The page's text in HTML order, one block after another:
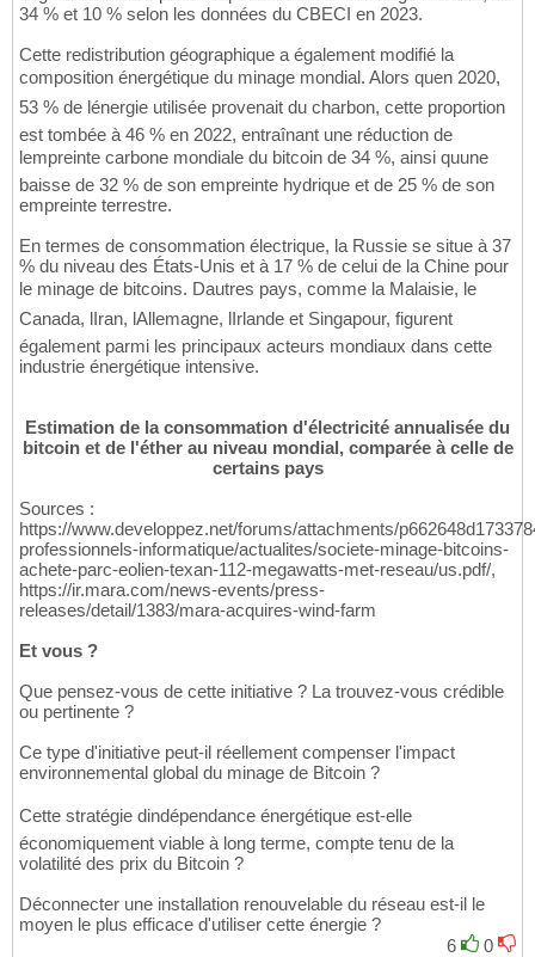
34 % et 10 % selon les données du CBECI en 2023.
Cette redistribution géographique a également modifié la
composition énergétique du minage mondial. Alors quen 2020,
53 % de lénergie utilisée provenait du charbon, cette proportion
est tombée à 46 % en 2022, entraînant une réduction de
lempreinte carbone mondiale du bitcoin de 34 %, ainsi quune
baisse de 32 % de son empreinte hydrique et de 25 % de son
empreinte terrestre.
En termes de consommation électrique, la Russie se situe à 37
% du niveau des États-Unis et à 17 % de celui de la Chine pour
le minage de bitcoins. Dautres pays, comme la Malaisie, le
Canada, lIran, lAllemagne, lIrlande et Singapour, figurent
également parmi les principaux acteurs mondiaux dans cette
industrie énergétique intensive.
Estimation de la consommation d'électricité annualisée du
bitcoin et de l'éther au niveau mondial, comparée à celle de
certains pays
Sources :
https://www.developpez.net/forums/attachments/
professionnels-informatique/actualites/societe-minage-bitcoins-
achete-parc-eolien-texan-112-megawatts-met-reseau/us.pdf/,
https://ir.mara.com/news-events/press-
releases/detail/1383/mara-acquires-wind-farm
Et vous ?
Que pensez-vous de cette initiative ? La trouvez-vous crédible
ou pertinente ?
Ce type d'initiative peut-il réellement compenser l'impact
environnemental global du minage de Bitcoin ?
Cette stratégie dindépendance énergétique est-elle
économiquement viable à long terme, compte tenu de la
volatilité des prix du Bitcoin ?
Déconnecter une installation renouvelable du réseau est-il le
moyen le plus efficace d'utiliser cette énergie ?
6
0